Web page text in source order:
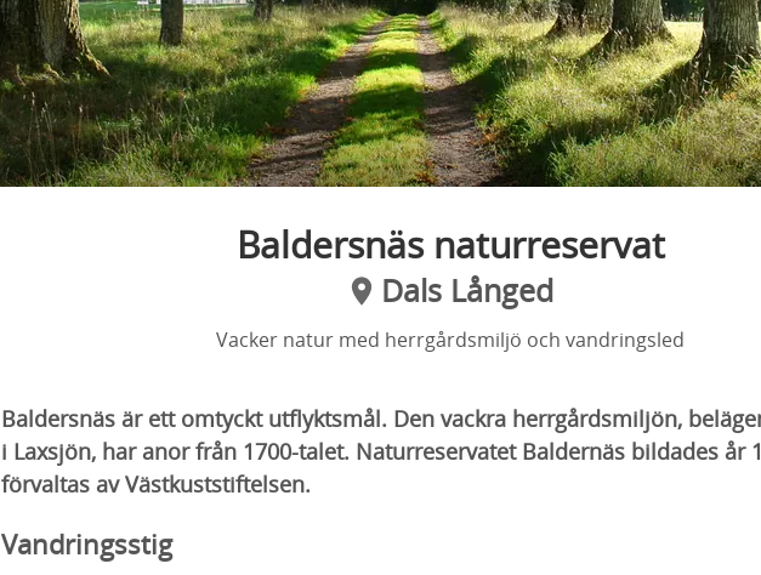
Baldersnäs naturreservat
Dals Långed
Vacker natur med herrgårdsmiljö och vandringsled
Baldersnäs är ett omtyckt utflyktsmål. Den vackra herrgårdsmiljön,
i Laxsjön, har anor från 1700-talet. Naturreservatet Baldernäs bildades år
förvaltas av Västkuststiftelsen.
Vandringsstig